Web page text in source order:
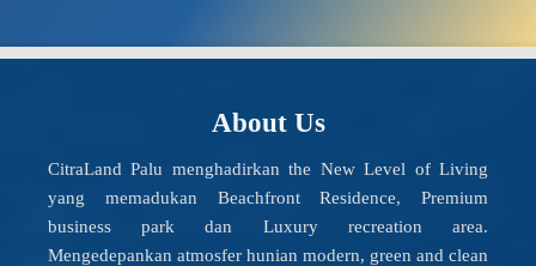
About Us
CitraLand Palu menghadirkan the New Level of Living
yang memadukan Beachfront Residence, Premium
business park dan Luxury recreation area.
Mengedepankan atmosfer hunian modern, green and clean